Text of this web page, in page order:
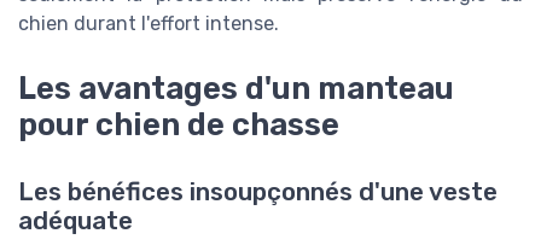
chien durant l'effort intense.
Les avantages d'un manteau
pour chien de chasse
Les bénéfices insoupçonnés d'une veste
adéquate